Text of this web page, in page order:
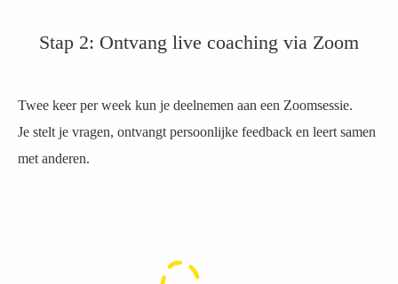
Stap 2: Ontvang live coaching via Zoom
Twee keer per week kun je deelnemen aan een Zoomsessie.
Je stelt je vragen, ontvangt persoonlijke feedback en leert samen
met anderen.